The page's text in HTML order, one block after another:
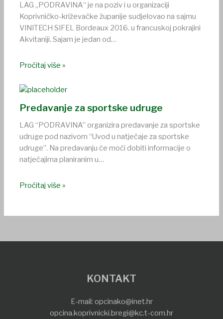
LAG „PODRAVINA“ je na poziv i u organizaciji
Koprivničko-križevačke županije sudjelovao na sajmu
VINITECH SIFEL Bordeaux 2016. u francuskoj pokrajini
Akvitaniji. Sajam je jedan od…
Pročitaj više »
Predavanje za sportske udruge
LAG “PODRAVINA” organizira predavanje za sportske
udruge pod nazivom “Uvod u natječaje za sportske
udruge”. Na predavanju će moći dobiti informacije o
natječajima planiranim u…
Pročitaj više »
KONTAKT
E-mail: opcinako@inet.hr
opcina.koprivnicki.bregi@kc.t-com.hr